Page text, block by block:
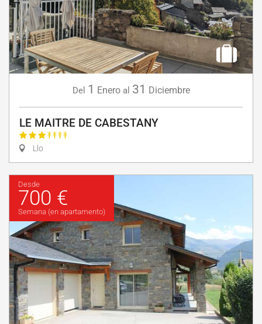
Del 1 Enero al 31 Diciembre
LE MAITRE DE CABESTANY
Llo
Desde
700 €
Semana (en apartamento)